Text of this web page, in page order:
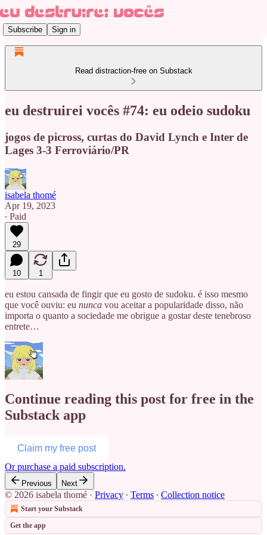
Subscribe Sign in
Read distraction-free on Substack
eu destruirei vocês #74: eu odeio sudoku
jogos de picross, curtas do David Lynch e Inter de
Lages 3-3 Ferroviário/PR
isabela thomé
Apr 19, 2023
∙ Paid
29
10 1
eu estou cansada de fingir que eu gosto de sudoku. é isso mesmo
que você ouviu: eu nunca vou aceitar a popularidade disso, não
importa o quanto a sociedade me obrigue a gostar deste tenebroso
entrete…
Continue reading this post for free in the
Substack app
Claim my free post
Or purchase a paid subscription.
Previous Next
© 2026 isabela thomé · Privacy ∙ Terms ∙ Collection notice
Start your Substack
Get the app